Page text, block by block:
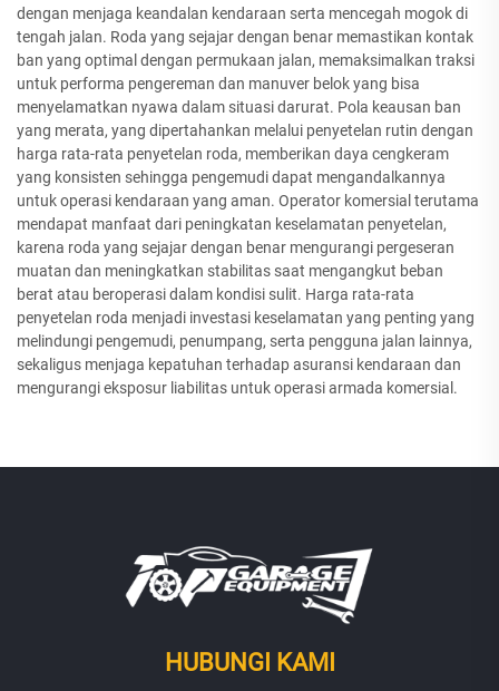
dengan menjaga keandalan kendaraan serta mencegah mogok di
tengah jalan. Roda yang sejajar dengan benar memastikan kontak
ban yang optimal dengan permukaan jalan, memaksimalkan traksi
untuk performa pengereman dan manuver belok yang bisa
menyelamatkan nyawa dalam situasi darurat. Pola keausan ban
yang merata, yang dipertahankan melalui penyetelan rutin dengan
harga rata-rata penyetelan roda, memberikan daya cengkeram
yang konsisten sehingga pengemudi dapat mengandalkannya
untuk operasi kendaraan yang aman. Operator komersial terutama
mendapat manfaat dari peningkatan keselamatan penyetelan,
karena roda yang sejajar dengan benar mengurangi pergeseran
muatan dan meningkatkan stabilitas saat mengangkut beban
berat atau beroperasi dalam kondisi sulit. Harga rata-rata
penyetelan roda menjadi investasi keselamatan yang penting yang
melindungi pengemudi, penumpang, serta pengguna jalan lainnya,
sekaligus menjaga kepatuhan terhadap asuransi kendaraan dan
mengurangi eksposur liabilitas untuk operasi armada komersial.
HUBUNGI KAMI